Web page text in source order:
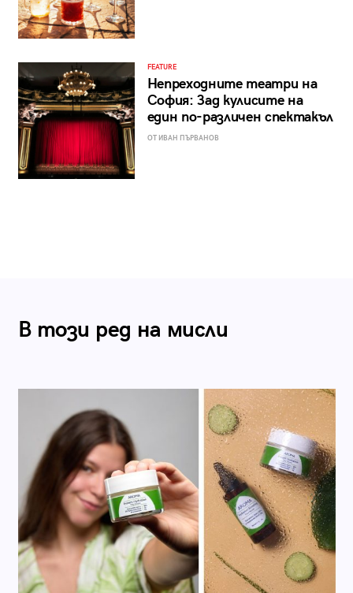
FEATURE
Непреходните театри на
София: Зад кулисите на
един по-различен спектакъл
ОТ ИВАН ПЪРВАНОВ
В този ред на мисли